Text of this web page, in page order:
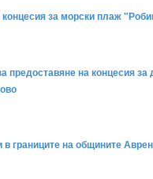
за морски плаж
на концесия
границите на общините